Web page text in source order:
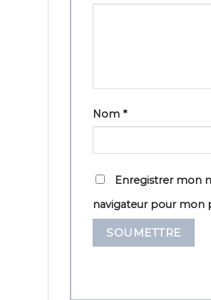
Nom *
Enregistrer mon
navigateur pour mon